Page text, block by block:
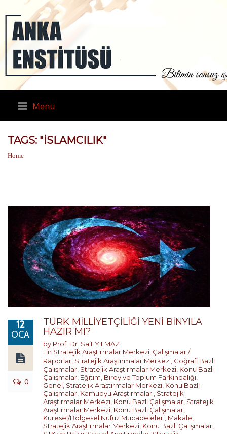
Menu
TAGS: "İSLAMCILIK"
Home
12
OCA
0
TÜRK MİLLİYETÇİLİĞİ YENİ BİNYILA
HAZIR MI?
by Prof. Dr. Sait YILMAZ
in Stratejik Araştırmalar Merkezi Çalışmalar /
Raporlar Stratejik Araştırmalar Merkezi Coğrafi Bazlı
Çalışmalar Stratejik Araştırmalar Merkezi Konu Bazlı
Çalışmalar Eğitim, Birey ve Toplum Farkındalığı
Genel Stratejik Araştırmalar Merkezi Konu Bazlı
Çalışmalar Kamuoyu Araştırmaları Stratejik
Araştırmalar Merkezi Konu Bazlı Çalışmalar Stratejik
Araştırmalar Merkezi Konu Bazlı Çalışmalar
Küresel/Bölgesel Nüfuz Mücadeleleri Makale
Stratejik Araştırmalar Merkezi Konu Bazlı Çalışmalar